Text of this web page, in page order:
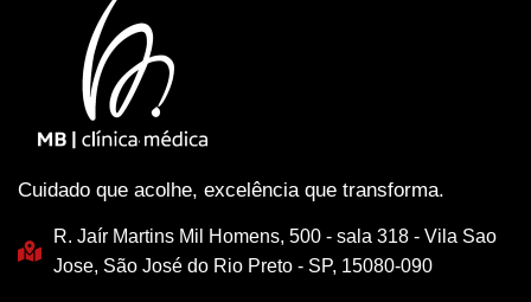
Cuidado que acolhe, excelência que transforma.
R. Jaír Martins Mil Homens, 500 - sala 318 - Vila Sao
Jose, São José do Rio Preto - SP, 15080-090